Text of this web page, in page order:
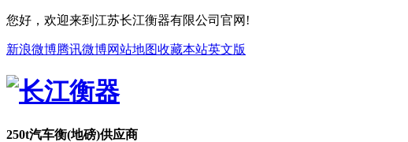
您好，欢迎来到江苏长江衡器有限公司官网!
新浪微博腾讯微博网站地图收藏本站英文版
250t汽车衡(地磅)供应商